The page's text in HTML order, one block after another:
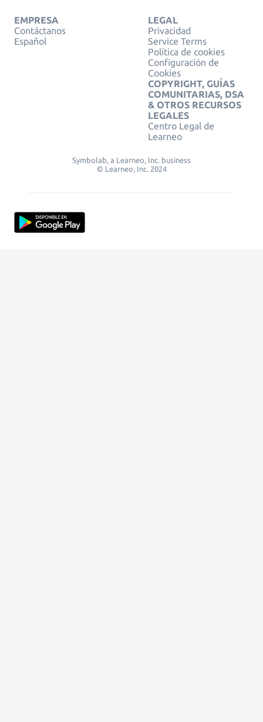
EMPRESA
Contáctanos
Español
LEGAL
Privacidad
Service Terms
Política de cookies
Configuración de
Cookies
COPYRIGHT, GUÍAS
COMUNITARIAS, DSA
& OTROS RECURSOS
LEGALES
Centro Legal de
Learneo
Symbolab, a Learneo, Inc. business
© Learneo, Inc. 2024